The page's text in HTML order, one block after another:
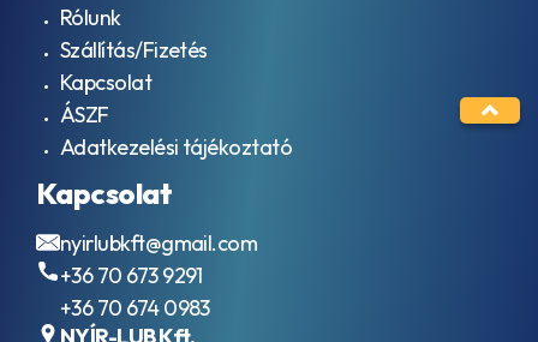
Rólunk
Szállítás/Fizetés
Kapcsolat
ÁSZF
Adatkezelési tájékoztató
Kapcsolat
nyirlubkft@gmail.com
+36 70 673 9291
+36 70 674 0983
NYÍR-LUB Kft.